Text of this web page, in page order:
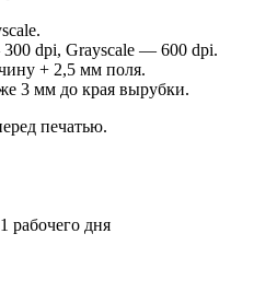
dpi, Grayscale — 600 dpi.
+ 2,5 мм поля.
3 мм до края вырубки.
печатью.
рабочего дня